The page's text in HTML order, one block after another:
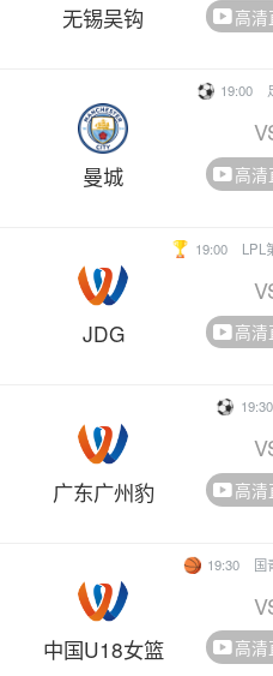
无锡吴钩 高
19:00
曼城 高
19:00 LPL
JDG 高
19:30
广东广州豹 高
19:30 国
中国U18女篮 高